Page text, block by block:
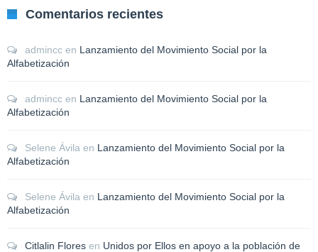
Comentarios recientes
admincc en Lanzamiento del Movimiento Social por la
Alfabetización
admincc en Lanzamiento del Movimiento Social por la
Alfabetización
Selene Ávila en Lanzamiento del Movimiento Social por la
Alfabetización
Selene Ávila en Lanzamiento del Movimiento Social por la
Alfabetización
Citlalin Flores en Unidos por Ellos en apoyo a la población de